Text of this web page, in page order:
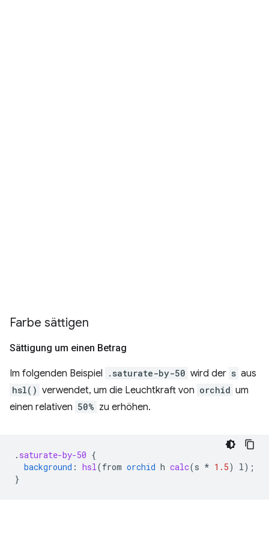
Farbe sättigen
Sättigung um einen Betrag
Im folgenden Beispiel .saturate-by-50 wird der s aus
hsl() verwendet, um die Leuchtkraft von orchid um
einen relativen 50% zu erhöhen.
. saturate-by-50 {
background : hsl (from orchid h calc(s * 1.5) l );
}